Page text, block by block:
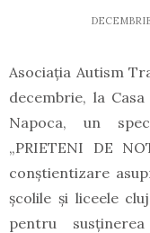
Asociația Autism
decembrie, la
Napoca, un
„PRIETENI DE
conștientizare
școlile și liceele
pentru